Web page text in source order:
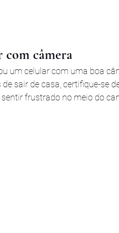
câmera
um celular com uma boa
sair de casa, certifique-se
frustrado no meio do